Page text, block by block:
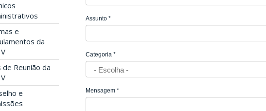
e
da
de Reunião da
e
Assunto *
Categoria *
Mensagem *